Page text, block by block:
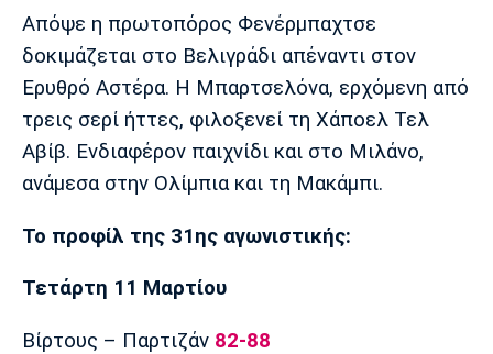
Πολιτισμός
Τραγούδια
Cine Spot
Running
Παρασκήνιο
Πρόγραμμα TV
Ιωνικός Κηφισιά Πανσερραϊκός
Μπαρτσελόνα
Ρεάλ
Ατλέτικο
Απόψε η πρωτοπόρος Φενέρμπαχτσε
δοκιμάζεται στο Βελιγράδι απέναντι στον
Ερυθρό Αστέρα. Η Μπαρτσελόνα, ερχόμενη από
τρεις σερί ήττες, φιλοξενεί τη Χάποελ Τελ
Αβίβ. Ενδιαφέρον παιχνίδι και στο Μιλάνο,
ανάμεσα στην Ολίμπια και τη Μακάμπι.
Το προφίλ της 31ης αγωνιστικής:
Τετάρτη 11 Μαρτίου
Βίρτους – Παρτιζάν 82-88